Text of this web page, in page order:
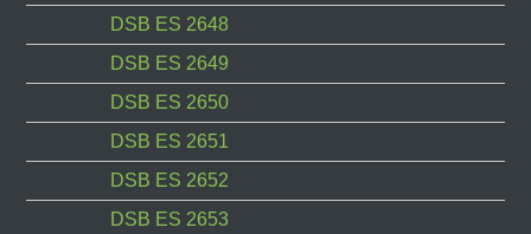
DSB ES 2648
DSB ES 2649
DSB ES 2650
DSB ES 2651
DSB ES 2652
DSB ES 2653